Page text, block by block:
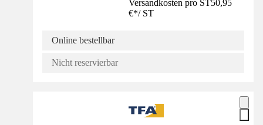
Versandkosten pro ST50,95
€*/ ST
Online bestellbar
Nicht reservierbar